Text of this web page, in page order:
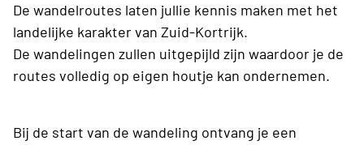
De wandelroutes laten jullie kennis maken met het
landelijke karakter van Zuid-Kortrijk.
De wandelingen zullen uitgepijld zijn waardoor je de
routes volledig op eigen houtje kan ondernemen.
Bij de start van de wandeling ontvang je een